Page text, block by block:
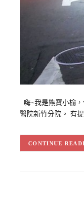
嗨~我是熊寶小榆
醫院新竹分院。 有
CONTINUE